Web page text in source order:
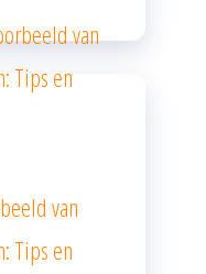
van
Tips en
van
Tips en